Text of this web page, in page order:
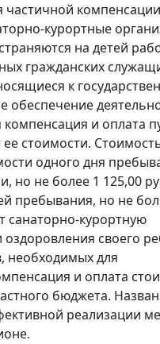
частичной
курортные
на детей
гражданских
к
обеспечение
и оплата
стоимости.
одного дня
но не более 1 125,00
пребывания, но не
санаторно-курортную
своего
необходимых для
и оплата
бюджета.
реализации